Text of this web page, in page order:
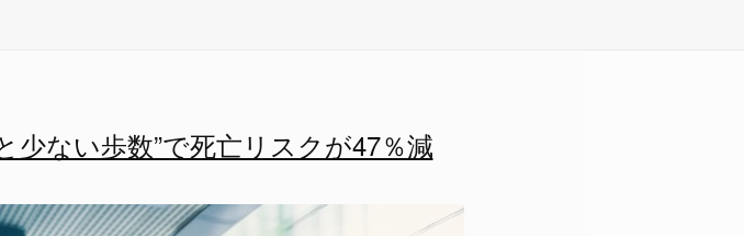
少ない歩数”で死亡リスクが47％減